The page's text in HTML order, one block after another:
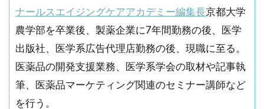
ナールスエイジングケアアカデミー編集長京都大学
農学部を卒業後、製薬企業に7年間勤務の後、医学
出版社、医学系広告代理店勤務の後、現職に至る。
医薬品の開発支援業務、医学系学会の取材や記事執
筆、医薬品マーケティング関連のセミナー講師など
を行う。